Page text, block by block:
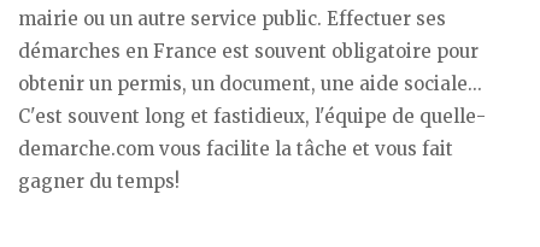
mairie ou un autre service public. Effectuer ses
démarches en France est souvent obligatoire pour
obtenir un permis, un document, une aide sociale...
C'est souvent long et fastidieux, l'équipe de quelle-
demarche.com vous facilite la tâche et vous fait
gagner du temps!